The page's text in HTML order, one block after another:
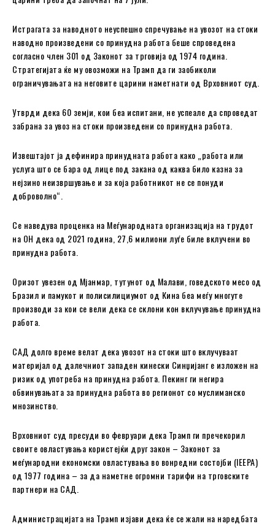
Истрагата за наводното неуспешно спречување на увозот на стоки
наводно произведени со принудна работа беше спроведена
согласно член 301 од Законот за трговија од 1974 година.
Стратегијата ќе му овозможи на Трамп да ги заобиколи
ограничувањата на неговите царини наметнати од Врховниот суд.
Утврди дека 60 земји, кои беа испитани, не успеале да спроведат
забрана за увоз на стоки произведени со принудна работа.
Извештајот ја дефинира принудната работа како „работа или
услуга што се бара од лице под закана од каква било казна за
нејзино неизвршување и за која работникот не се понуди
доброволно“.
Се наведува проценка на Меѓународната организација на трудот
на ОН дека од 2021 година, 27,6 милиони луѓе биле вклучени во
принудна работа.
Оризот увезен од Мјанмар, тутунот од Малави, говедското месо од
Бразил и памукот и полисилициумот од Кина беа меѓу многуте
производи за кои се вели дека се склони кон вклучување принудна
работа.
САД долго време велат дека увозот на стоки што вклучуваат
материјал од далечниот западен кинески Синџијанг е изложен на
ризик од употреба на принудна работа. Пекинг ги негира
обвинувањата за принудна работа во регионот со муслиманско
мнозинство.
Врховниот суд пресуди во февруари дека Трамп ги пречекорил
своите овластувања користејќи друг закон – Законот за
меѓународни економски овластувања во вонредни состојби (IEEPA)
од 1977 година – за да наметне огромни тарифи на трговските
партнери на САД.
Администрацијата на Трамп изјави дека ќе се жали на наредбата